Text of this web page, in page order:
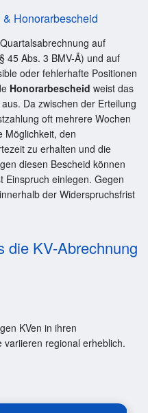
Honorarbescheid
auf
45 Abs. 3 BMV-Ä) und auf
oder fehlerhafte Positionen
Honorarbescheid weist das
Da zwischen der Erteilung
oft mehrere Wochen
Möglichkeit, den
zu erhalten und die
diesen Bescheid können
Einspruch einlegen. Gegen
der Widerspruchsfrist
die KV-Abrechnung
KVen in ihren
regional erheblich.